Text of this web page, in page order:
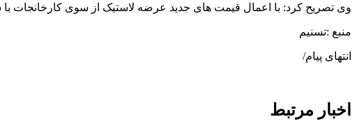
وی تصریح کرد: با اعمال قیمت های جدید عرضه لاستیک از سوی
منبع :تسنیم
انتهای پیام/
اخبار مرتبط